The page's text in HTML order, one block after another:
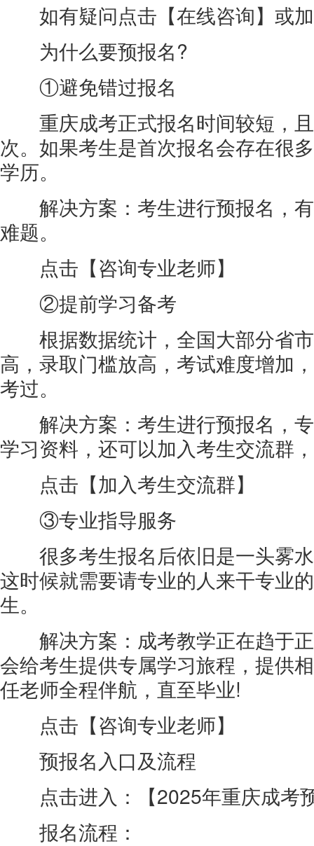
如有疑问点击【在线咨询】或
为什么要预报名?
①避免错过报名
重庆成考正式报名时间较短，且
次。如果考生是首次报名会存在很
学历。
解决方案：考生进行预报名，有
难题。
点击【咨询专业老师】
②提前学习备考
根据数据统计，全国大部分省市
高，录取门槛放高，考试难度增加
考过。
解决方案：考生进行预报名，专
学习资料，还可以加入考生交流群
点击【加入考生交流群】
③专业指导服务
很多考生报名后依旧是一头雾水
这时候就需要请专业的人来干专业
生。
解决方案：成考教学正在趋于正
会给考生提供专属学习旅程，提供
任老师全程伴航，直至毕业!
点击【咨询专业老师】
预报名入口及流程
点击进入：【2025年重庆成考
报名流程：